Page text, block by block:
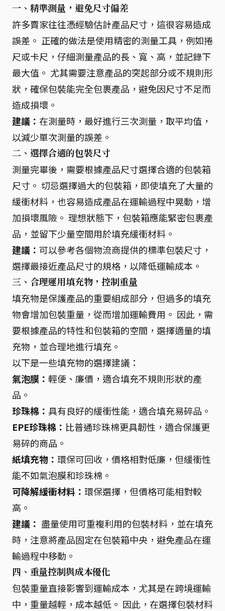
一、精準測量，避免尺寸偏差
許多賣家往往憑經驗估計產品尺寸，這很容易造成
誤差。 正確的做法是使用精密的測量工具，例如捲
尺或卡尺，仔細測量產品的長、寬、高，並記錄下
最大值。 尤其需要注意產品的突起部分或不規則形
狀，確保包裝能完全包裹產品，避免因尺寸不足而
造成損壞。
建議： 在測量時，最好進行三次測量，取平均值，
以減少單次測量的誤差。
二、選擇合適的包裝尺寸
測量完畢後，需要根據產品尺寸選擇合適的包裝箱
尺寸。 切忌選擇過大的包裝箱，即使填充了大量的
緩衝材料，也容易造成產品在運輸過程中晃動，增
加損壞風險。 理想狀態下，包裝箱應能緊密包裹產
品，並留下少量空間用於填充緩衝材料。
建議： 可以參考各個物流商提供的標準包裝尺寸，
選擇最接近產品尺寸的規格，以降低運輸成本。
三、合理運用填充物，控制重量
填充物是保護產品的重要組成部分，但過多的填充
物會增加包裝重量，從而增加運輸費用。 因此，需
要根據產品的特性和包裝箱的空間，選擇適量的填
充物，並合理地進行填充。
以下是一些填充物的選擇建議：
氣泡膜： 輕便、廉價，適合填充不規則形狀的產
品。
珍珠棉： 具有良好的緩衝性能，適合填充易碎品。
EPE珍珠棉： 比普通珍珠棉更具韌性，適合保護更
易碎的商品。
紙填充物： 環保可回收，價格相對低廉，但緩衝性
能不如氣泡膜和珍珠棉。
可降解緩衝材料： 環保選擇，但價格可能相對較
高。
建議： 盡量使用可重複利用的包裝材料，並在填充
時，注意將產品固定在包裝箱中央，避免產品在運
輸過程中移動。
四、重量控制與成本優化
包裝重量直接影響到運輸成本，尤其是在跨境運輸
中，重量越輕，成本越低。 因此，在選擇包裝材料